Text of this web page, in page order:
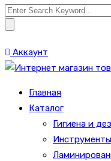
Search
Аккаунт
Главная
Каталог
Гигиена и
Инструменты